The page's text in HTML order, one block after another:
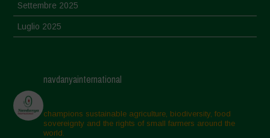
Settembre 2025
Luglio 2025
Aprile 2025
Marzo 2025
Febbraio 2025
navdanyainternational
champions sustainable agriculture, biodiversity, food
sovereignty and the rights of small farmers around the
world.